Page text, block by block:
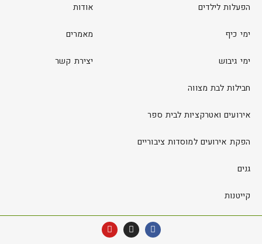
הפעלות לילדים
ימי כיף
ימי גיבוש
חבילות לבת מצווה
אירועים ואטרקציות לבית ספר
הפקת אירועים למוסדות ציבוריים
גנים
קייטנות
אודות
מאמרים
יצירת קשר